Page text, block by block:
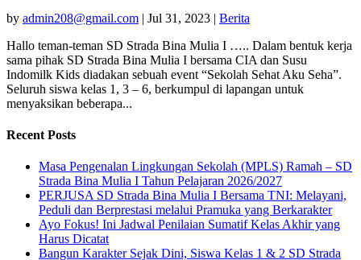
by admin208@gmail.com | Jul 31, 2023 | Berita
Hallo teman-teman SD Strada Bina Mulia I ….. Dalam bentuk kerja
sama pihak SD Strada Bina Mulia I bersama CIA dan Susu
Indomilk Kids diadakan sebuah event “Sekolah Sehat Aku Seha”.
Seluruh siswa kelas 1, 3 – 6, berkumpul di lapangan untuk
menyaksikan beberapa...
Recent Posts
Masa Pengenalan Lingkungan Sekolah (MPLS) Ramah – SD
Strada Bina Mulia I Tahun Pelajaran 2026/2027
PERJUSA SD Strada Bina Mulia I Bersama TNI: Melayani,
Peduli dan Berprestasi melalui Pramuka yang Berkarakter
Ayo Fokus! Ini Jadwal Penilaian Sumatif Kelas Akhir yang
Harus Dicatat
Bangun Karakter Sejak Dini, Siswa Kelas 1 & 2 SD Strada